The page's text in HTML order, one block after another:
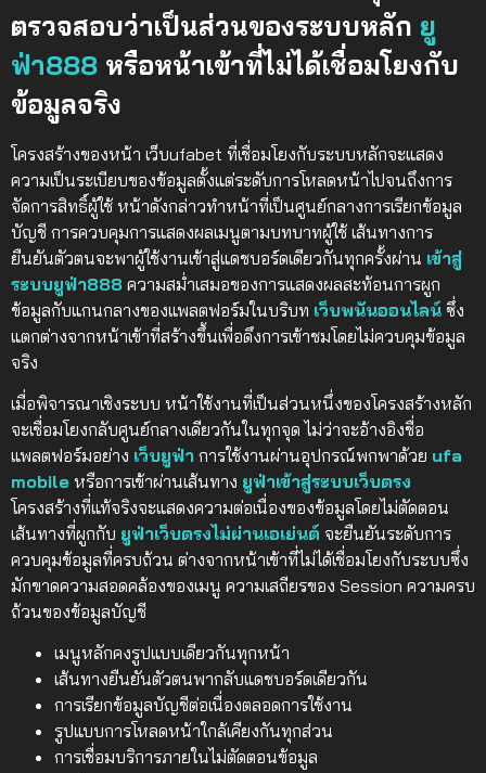
ตรวจสอบว่าเป็นส่วนของระบบหลัก ยู
ฟ่า888 หรือหน้าเข้าที่ไม่ได้เชื่อมโยงกับ
ข้อมูลจริง
โครงสร้างของหน้า เว็บufabet ที่เชื่อมโยงกับระบบหลักจะแสดง
ความเป็นระเบียบของข้อมูลตั้งแต่ระดับการโหลดหน้าไปจนถึงการ
จัดการสิทธิ์ผู้ใช้ หน้าดังกล่าวทำหน้าที่เป็นศูนย์กลางการเรียกข้อมูล
บัญชี การควบคุมการแสดงผลเมนูตามบทบาทผู้ใช้ เส้นทางการ
ยืนยันตัวตนจะพาผู้ใช้งานเข้าสู่แดชบอร์ดเดียวกันทุกครั้งผ่าน เข้าสู่
ระบบยูฟ่า888 ความสม่ำเสมอของการแสดงผลสะท้อนการผูก
ข้อมูลกับแกนกลางของแพลตฟอร์มในบริบท เว็บพนันออนไลน์ ซึ่ง
แตกต่างจากหน้าเข้าที่สร้างขึ้นเพื่อดึงการเข้าชมโดยไม่ควบคุมข้อมูล
จริง
เมื่อพิจารณาเชิงระบบ หน้าใช้งานที่เป็นส่วนหนึ่งของโครงสร้างหลัก
จะเชื่อมโยงกลับศูนย์กลางเดียวกันในทุกจุด ไม่ว่าจะอ้างอิงชื่อ
แพลตฟอร์มอย่าง เว็บยูฟ่า การใช้งานผ่านอุปกรณ์พกพาด้วย ufa
mobile หรือการเข้าผ่านเส้นทาง ยูฟ่าเข้าสู่ระบบเว็บตรง
โครงสร้างที่แท้จริงจะแสดงความต่อเนื่องของข้อมูลโดยไม่ตัดตอน
เส้นทางที่ผูกกับ ยูฟ่าเว็บตรงไม่ผ่านเอเย่นต์ จะยืนยันระดับการ
ควบคุมข้อมูลที่ครบถ้วน ต่างจากหน้าเข้าที่ไม่ได้เชื่อมโยงกับระบบซึ่ง
มักขาดความสอดคล้องของเมนู ความเสถียรของ Session ความครบ
ถ้วนของข้อมูลบัญชี
เมนูหลักคงรูปแบบเดียวกันทุกหน้า
เส้นทางยืนยันตัวตนพากลับแดชบอร์ดเดียวกัน
การเรียกข้อมูลบัญชีต่อเนื่องตลอดการใช้งาน
รูปแบบการโหลดหน้าใกล้เคียงกันทุกส่วน
การเชื่อมบริการภายในไม่ตัดตอนข้อมูล